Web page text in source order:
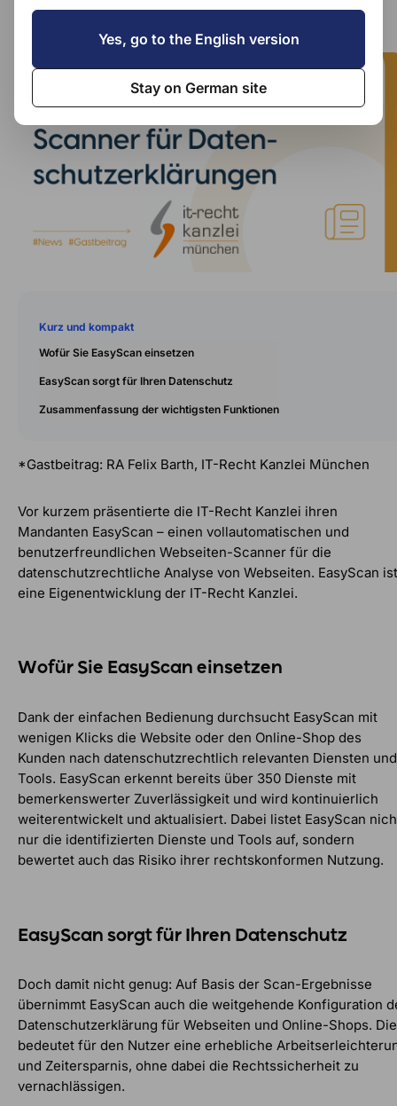
für Datenschutzerklärungen
Kurz und kompakt
Wofür Sie EasyScan einsetzen
EasyScan sorgt für Ihren Datenschutz
Zusammenfassung der wichtigsten Funktionen
*Gastbeitrag: RA Felix Barth, IT-Recht Kanzlei München
Vor kurzem präsentierte die IT-Recht Kanzlei ihren
Mandanten EasyScan – einen vollautomatischen und
benutzerfreundlichen Webseiten-Scanner für die
datenschutzrechtliche Analyse von Webseiten. EasyScan ist
eine Eigenentwicklung der IT-Recht Kanzlei.
Wofür Sie EasyScan einsetzen
Dank der einfachen Bedienung durchsucht EasyScan mit
wenigen Klicks die Website oder den Online-Shop des
Kunden nach datenschutzrechtlich relevanten Diensten und
Tools. EasyScan erkennt bereits über 350 Dienste mit
bemerkenswerter Zuverlässigkeit und wird kontinuierlich
weiterentwickelt und aktualisiert. Dabei listet EasyScan
nur die identifizierten Dienste und Tools auf, sondern
bewertet auch das Risiko ihrer rechtskonformen Nutzung.
EasyScan sorgt für Ihren Datenschutz
Doch damit nicht genug: Auf Basis der Scan-Ergebnisse
übernimmt EasyScan auch die weitgehende Konfiguration
Datenschutzerklärung für Webseiten und Online-Shops.
bedeutet für den Nutzer eine erhebliche
und Zeitersparnis, ohne dabei die Rechtssicherheit zu
vernachlässigen.
Yes, go to the English version
Stay on German site